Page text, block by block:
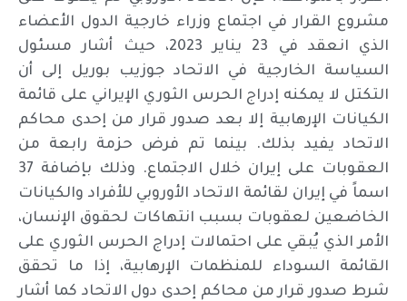
مشروع القرار في اجتماع وزراء خارجية الدول الأعضاء
الذي انعقد في 23 يناير 2023، حيث أشار مسئول
السياسة الخارجية في الاتحاد جوزيب بوريل إلى أن
التكتل لا يمكنه إدراج الحرس الثوري الإيراني على قائمة
الكيانات الإرهابية إلا بعد صدور قرار من إحدى محاكم
الاتحاد يفيد بذلك. بينما تم فرض حزمة رابعة من
العقوبات على إيران خلال الاجتماع. وذلك بإضافة 37
اسماً في إيران لقائمة الاتحاد الأوروبي للأفراد والكيانات
الخاضعين لعقوبات بسبب انتهاكات لحقوق الإنسان،
الأمر الذي يُبقي على احتمالات إدراج الحرس الثوري على
القائمة السوداء للمنظمات الإرهابية، إذا ما تحقق
شرط صدور قرار من محاكم إحدى دول الاتحاد كما أشار